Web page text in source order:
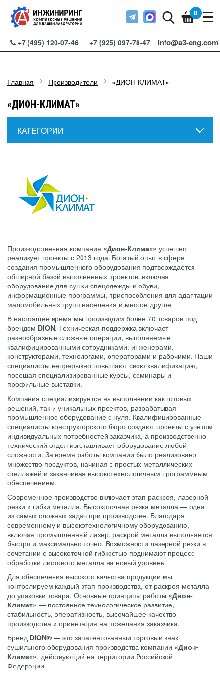
+7 (495) 120-07-46 +7 (925) 097-78-47 info@a3-eng.com
0
Главная Производители «ДИОН-КЛИМАТ»
«ДИОН-КЛИМАТ»
КАТЕГОРИИ
Производственная компания «Дион-Климат» успешно
реализует проекты с 2013 года. Богатый опыт в сфере
создания промышленного оборудования подтверждается
обширной базой выполненных проектов, включая
оборудование для сушки спецодежды и обуви,
информационные программы, приспособления для адаптации
маломобильных групп населения и многое другое
В настоящее время мы производим более 70 товаров под
брендом DION. Техническая поддержка включает
разнообразные сложные операции, выполняемые
квалифицированными сотрудниками: инженерами,
конструкторами, технологами, операторами и рабочими. Наши
специалисты непрерывно повышают свою квалификацию,
посещая специализированные курсы, семинары и
профильные выставки.
Компания специализируется на выполнении как готовых
решений, так и уникальных проектов, разрабатывая
промышленное оборудование с нуля. Квалифицированные
специалисты конструкторского бюро создают проекты с учётом
индивидуальных потребностей заказчика, а производственно-
технический отдел изготавливает оборудование любой
сложности. За время работы компании было реализовано
множество продуктов, начиная с простых металлических
стеллажей и заканчивая высокотехнологичным программным
обеспечением.
Современное производство включает этап раскроя, лазерной
резки и гибки металла. Высокоточная резка металла — одна
из самых сложных задач при производстве. Благодаря
современному и высокотехнологичному оборудованию,
включая промышленный лазер, раскрой металла выполняется
быстро и максимально точно. Возможности лазерной резки в
сочетании с высокоточной гибкостью поднимают процесс
обработки листового металла на новый уровень.
Для обеспечения высокого качества продукции мы
контролируем каждый этап производства, от раскроя металла
до упаковки товара. Основные принципы работы «Дион-
Климат» — постоянное технологическое развитие,
стабильность, оперативность, высочайшее качество
производства и ориентация на пожелания заказчика.
Бренд DION® — это запатентованный торговый знак
сушильного оборудования производства компании «Дион-
Климат», действующий на территории Российской
Федерации.